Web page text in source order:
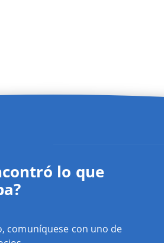
lo que
comuníquese con uno de